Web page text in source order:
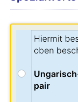
Hiermit
oben
pair